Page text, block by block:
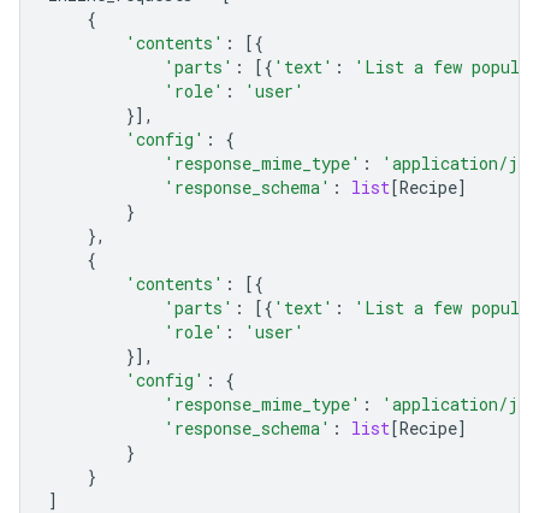
{
'contents' :
[{
'parts' : [{ 'text' :
'List a few
'role' :
'user'
}],
'config' :
{
'response_mime_type' :
'application/
'response_schema' : list[Recipe]
}
},
{
'contents' :
[{
'parts' : [{ 'text' :
'List a few
'role' :
'user'
}],
'config' :
{
'response_mime_type' :
'application/
'response_schema' : list[Recipe]
}
}
]